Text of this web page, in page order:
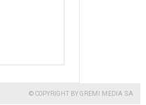
© COPYRIGHT BY GREMI MEDIA SA